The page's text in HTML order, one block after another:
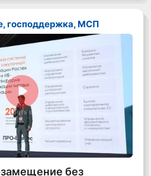
господдержка, МСП
видео
без